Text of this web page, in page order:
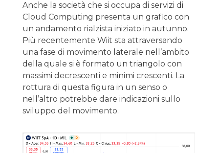
Anche la società che si occupa di servizi di
Cloud Computing presenta un grafico con
un andamento rialzista iniziato in autunno.
Più recentemente Wiit sta attraversando
una fase di movimento laterale nell’ambito
della quale si è formato un triangolo con
massimi decrescenti e minimi crescenti. La
rottura di questa figura in un senso o
nell’altro potrebbe dare indicazioni sullo
sviluppo del movimento.